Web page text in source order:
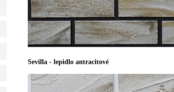
Sevilla - lepidlo antracitové